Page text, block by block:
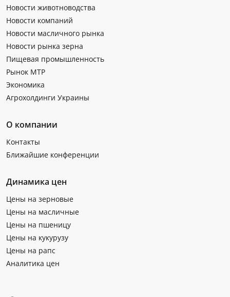
Новости животноводства
Новости компаний
Новости масличного рынка
Новости рынка зерна
Пищевая промышленность
Рынок МТР
Экономика
Агрохолдинги Украины
О компании
Контакты
Ближайшие конференции
Динамика цен
Цены на зерновые
Цены на масличные
Цены на пшеницу
Цены на кукурузу
Цены на рапс
Аналитика цен